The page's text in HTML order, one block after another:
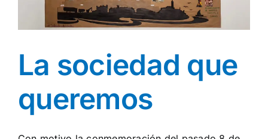
La sociedad que
queremos